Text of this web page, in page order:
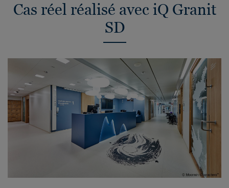
Cas réel réalisé avec iQ Granit
SD